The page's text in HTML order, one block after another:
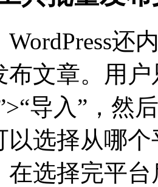
WordPress还
布文章。用户
导入”，然
以选择从哪
在选择完平